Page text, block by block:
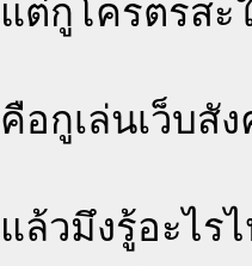
แต่กูโครตรสะ
คือกูเล่นเว็บสั
แล้วมึงรู้อะไร